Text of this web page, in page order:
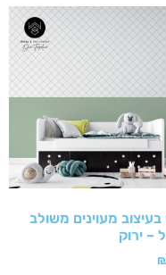
מעוינים משולב
– ירוק